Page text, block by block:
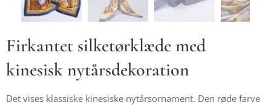
Firkantet silketørklæde med
kinesisk nytårsdekoration
Det vises klassiske kinesiske nytårsornament. Den røde farve